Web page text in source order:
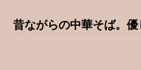
昔ながらの中華そば。優